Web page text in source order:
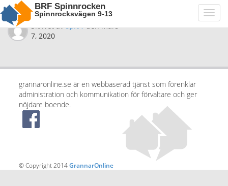
BRF Spinnrocken
Spinnrocksvägen 9-13
Skrivet avspi01denmars
7, 2020
grannaronline.se är en webbaserad tjänst som förenklar
administration och kommunikation för förvaltare och ger
nöjdare boende.
© Copyright 2014GrannarOnline